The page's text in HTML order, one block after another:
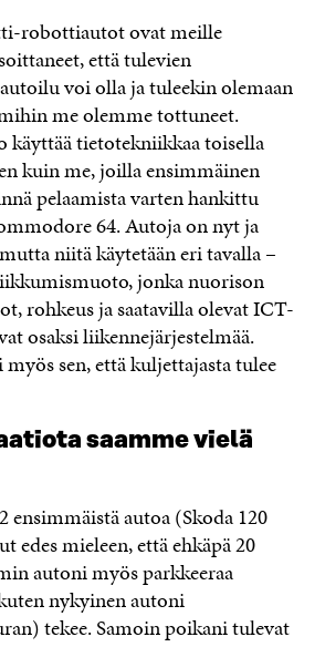
robottiautot ovat meille
että tulevien
voi olla ja tuleekin olemaan
me olemme tottuneet.
käyttää tietotekniikkaa toisella
kuin me, joilla ensimmäinen
pelaamista varten hankittu
64. Autoja on nyt ja
niitä käytetään eri tavalla –
jonka nuorison
rohkeus ja saatavilla olevat ICT-
osaksi liikennejärjestelmää.
sen, että kuljettajasta tulee
saamme vielä
ensimmäistä autoa (Skoda 120
edes mieleen, että ehkäpä 20
autoni myös parkkeeraa
nykyinen autoni
tekee. Samoin poikani tulevat